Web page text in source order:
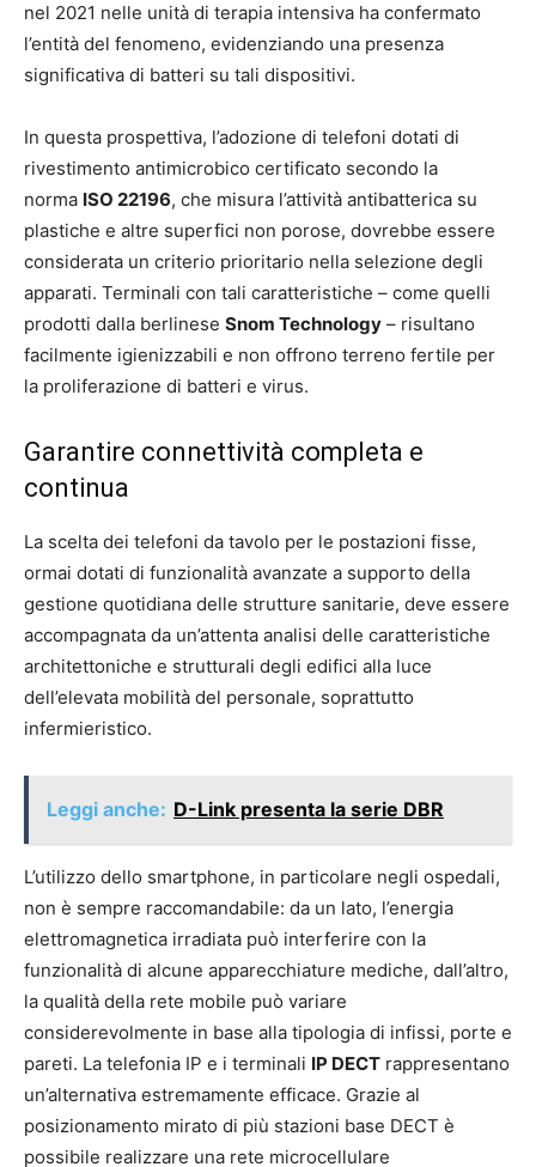
nel 2021 nelle unità di terapia intensiva ha confermato
l’entità del fenomeno, evidenziando una presenza
significativa di batteri su tali dispositivi.
In questa prospettiva, l’adozione di telefoni dotati di
rivestimento antimicrobico certificato secondo la
norma ISO 22196, che misura l’attività antibatterica su
plastiche e altre superfici non porose, dovrebbe essere
considerata un criterio prioritario nella selezione degli
apparati. Terminali con tali caratteristiche – come quelli
prodotti dalla berlinese Snom Technology – risultano
facilmente igienizzabili e non offrono terreno fertile per
la proliferazione di batteri e virus.
Garantire connettività completa e
continua
La scelta dei telefoni da tavolo per le postazioni fisse,
ormai dotati di funzionalità avanzate a supporto della
gestione quotidiana delle strutture sanitarie, deve essere
accompagnata da un’attenta analisi delle caratteristiche
architettoniche e strutturali degli edifici alla luce
dell’elevata mobilità del personale, soprattutto
infermieristico.
Leggi anche: D-Link presenta la serie DBR
L’utilizzo dello smartphone, in particolare negli ospedali,
non è sempre raccomandabile: da un lato, l’energia
elettromagnetica irradiata può interferire con la
funzionalità di alcune apparecchiature mediche, dall’altro,
la qualità della rete mobile può variare
considerevolmente in base alla tipologia di infissi, porte e
pareti. La telefonia IP e i terminali IP DECT rappresentano
un’alternativa estremamente efficace. Grazie al
posizionamento mirato di più stazioni base DECT è
possibile realizzare una rete microcellulare